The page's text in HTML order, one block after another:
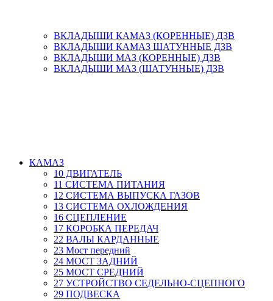
ВКЛАДЫШИ КАМАЗ (КОРЕННЫЕ) ДЗВ
ВКЛАДЫШИ КАМАЗ ШАТУННЫЕ ДЗВ
ВКЛАДЫШИ МАЗ (КОРЕННЫЕ) ДЗВ
ВКЛАДЫШИ МАЗ (ШАТУННЫЕ) ДЗВ
КАМАЗ
10 ДВИГАТЕЛЬ
11 СИСТЕМА ПИТАНИЯ
12 СИСТЕМА ВЫПУСКА ГАЗОВ
13 СИСТЕМА ОХЛОЖДЕНИЯ
16 СЦЕПЛЕНИЕ
17 КОРОБКА ПЕРЕДАЧ
22 ВАЛЫ КАРДАННЫЕ
23 Мост передний
24 МОСТ ЗАДНИЙ
25 МОСТ СРЕДНИЙ
27 УСТРОЙСТВО СЕДЕЛЬНО-СЦЕПНОГО
29 ПОДВЕСКА